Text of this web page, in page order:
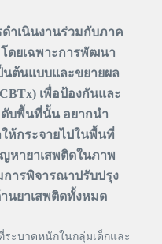
นินงานร่วมกับภาค
ดยเฉพาะการพัฒนา
นต้นแบบและขยายผล
เพื่อป้องกันและ
บพื้นที่นั้น อยากนำ
ห้กระจายไปในพื้นที่
หายาเสพติดในภาพ
ารพิจารณาปรับปรุง
นยาเสพติดทั้งหมด
าดหนักในกลุ่มเด็กและ